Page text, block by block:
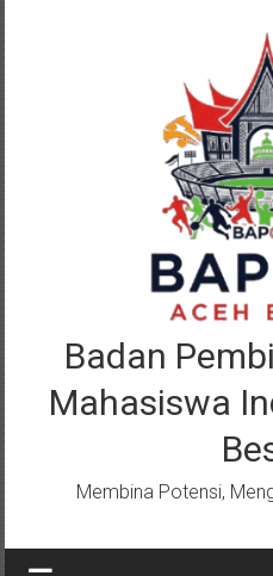
Badan
Mahasiswa
Membina Potensi,